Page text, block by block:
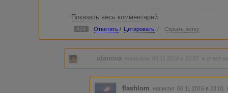
состояния. Хотя таким делом грешат не даже
свою зарплату. Ну и тут я всегда говорю, что
Показать весь комментарий
#24 Ответить / Цитировать / Скрыть ветку
ulanova написала 06.11.2016 в 22:57 в ответ
flashlom написал 06.11.2016 в 23:01